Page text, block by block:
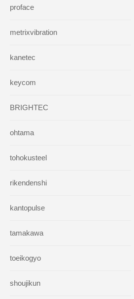
proface
metrixvibration
kanetec
keycom
BRIGHTEC
ohtama
tohokusteel
rikendenshi
kantopulse
tamakawa
toeikogyo
shoujikun